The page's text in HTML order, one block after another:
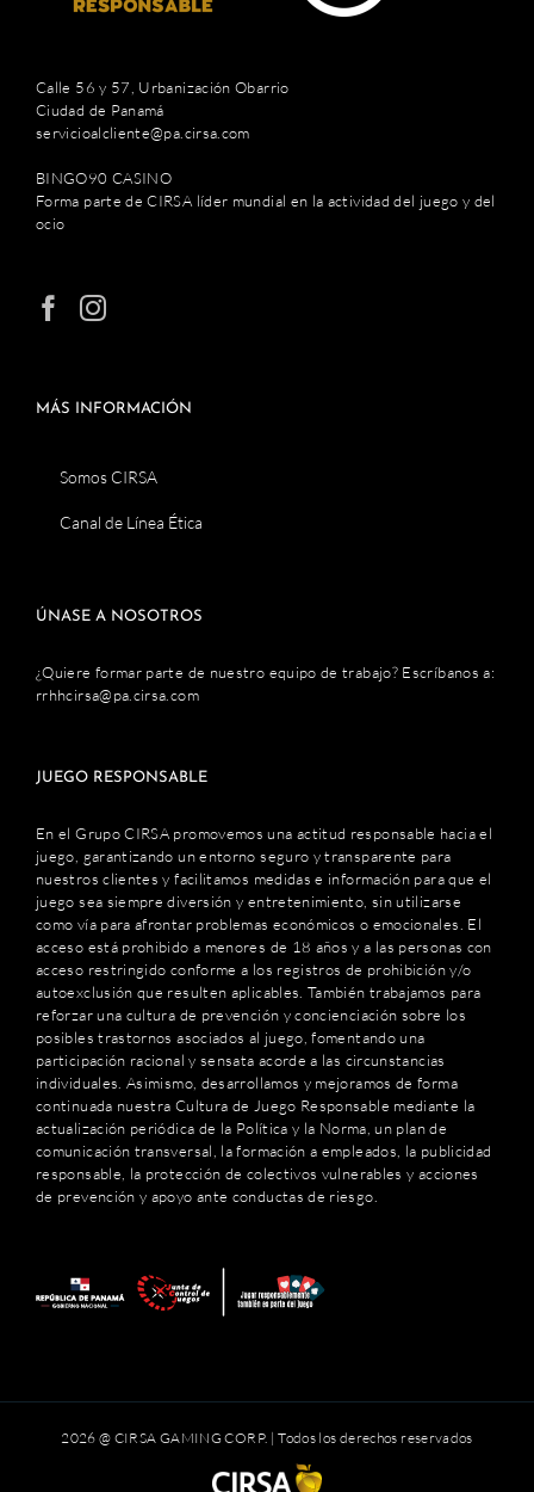
Calle 56 y 57, Urbanización Obarrio
Ciudad de Panamá
servicioalcliente@pa.cirsa.com
BINGO90 CASINO
Forma parte de CIRSA líder mundial en la actividad del juego y del
ocio
MÁS INFORMACIÓN
Somos CIRSA
Canal de Línea Ética
ÚNASE A NOSOTROS
¿Quiere formar parte de nuestro equipo de trabajo? Escríbanos a:
rrhhcirsa@pa.cirsa.com
JUEGO RESPONSABLE
En el Grupo CIRSA promovemos una actitud responsable hacia el
juego, garantizando un entorno seguro y transparente para
nuestros clientes y facilitamos medidas e información para que el
juego sea siempre diversión y entretenimiento, sin utilizarse
como vía para afrontar problemas económicos o emocionales. El
acceso está prohibido a menores de 18 años y a las personas con
acceso restringido conforme a los registros de prohibición y/o
autoexclusión que resulten aplicables. También trabajamos para
reforzar una cultura de prevención y concienciación sobre los
posibles trastornos asociados al juego, fomentando una
participación racional y sensata acorde a las circunstancias
individuales. Asimismo, desarrollamos y mejoramos de forma
continuada nuestra Cultura de Juego Responsable mediante la
actualización periódica de la Política y la Norma, un plan de
comunicación transversal, la formación a empleados, la publicidad
responsable, la protección de colectivos vulnerables y acciones
de prevención y apoyo ante conductas de riesgo.
2026 @ CIRSA GAMING CORP. | Todos los derechos reservados